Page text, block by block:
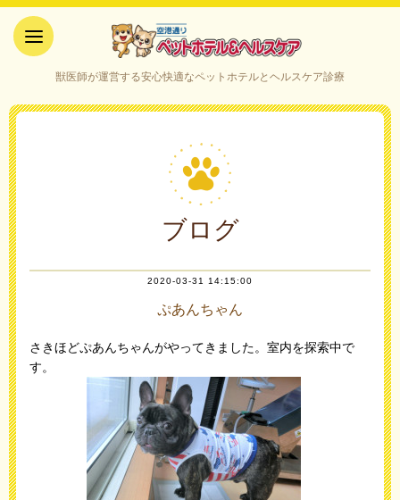
ケア｜山口県宇部市
獣医師が運営する安心快適なペットホテルとヘルスケア診療
ブログ
2020-03-31 14:15:00
ぷあんちゃん
さきほどぷあんちゃんがやってきました。室内を探索中で
す。